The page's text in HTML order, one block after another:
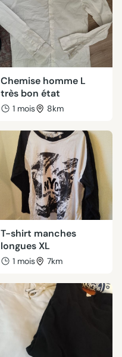
Chemise homme L
très bon état
1 mois 8km
T-shirt manches
longues XL
1 mois 7km